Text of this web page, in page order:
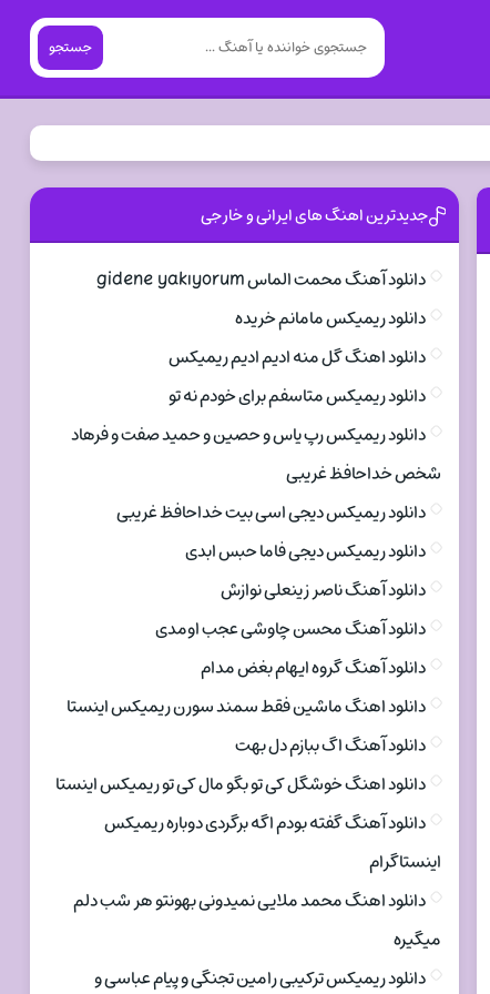
جستجو
جدیدترین اهنگ های ایرانی و خارجی
دانلود آهنگ محمت الماس gidene yakıyorum
دانلود ریمیکس مامانم خریده
دانلود اهنگ گل منه ادیم ادیم ریمیکس
دانلود ریمیکس متاسفم برای خودم نه تو
دانلود ریمیکس رپ یاس و حصین و حمید صفت و فرهاد
شخص خداحافظ غریبی
دانلود ریمیکس دیجی اسی بیت خداحافظ غریبی
دانلود ریمیکس دیجی فاما حبس ابدی
دانلود آهنگ ناصر زینعلی نوازش
دانلود آهنگ محسن چاوشی عجب اومدی
دانلود آهنگ گروه ایهام بغض مدام
دانلود اهنگ ماشین فقط سمند سورن ریمیکس اینستا
دانلود آهنگ اگ ببازم دل بهت
دانلود اهنگ خوشگل کی تو بگو مال کی تو ریمیکس اینستا
دانلود آهنگ گفته بودم اگه برگردی دوباره ریمیکس
اینستاگرام
دانلود اهنگ محمد ملایی نمیدونی بهونتو هر شب دلم
میگیره
دانلود ریمیکس ترکیبی رامین تجنگی و پیام عباسی و